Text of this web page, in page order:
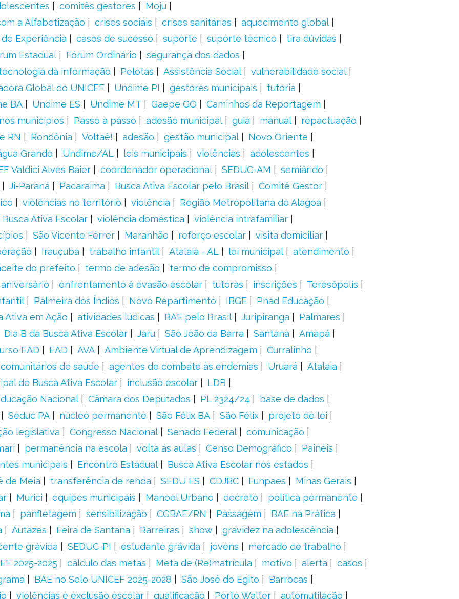
comitês gestores
Moju
a Alfabetização
crises sociais crises sanitárias
aquecimento global
Experiência
casos de sucesso suporte suporte tecnico
tira dúvidas
Estadual
Fórum Ordinário
segurança dos dados
da informação
Pelotas Assistência Social
vulnerabilidade social
Global do UNICEF
Undime PI gestores municipais
tutoria
BA
Undime ES Undime MT Gaepe GO
Caminhos da Reportagem
municípios
Passo a passo adesão municipal guia manual
repactuação
RN
Rondônia Voltaê! adesão gestão municipal
Novo Oriente
Grande
Undime/AL leis municipais violências
adolescentes
Valdici Alves Baier
coordenador operacional SEDUC-AM
semiárido
Ji-Paraná
Pacaraima Busca Ativa Escolar pelo Brasil
Comitê Gestor
violências no território violência
Região Metropolitana de Alagoa
Ativa Escolar
violência doméstica
violência intrafamiliar
São Vicente Férrer Maranhão reforço escolar
visita domiciliar
Irauçuba trabalho infantil Atalaia - AL lei municipal
atendimento
do prefeito
termo de adesão
termo de compromisso
aniversário
enfrentamento à evasão escolar tutoras inscrições
Teresópolis
Palmeira dos Índios Novo Repartimento IBGE
Pnad Educação
Ativa em Ação
atividades lúdicas BAE pelo Brasil Juripiranga
Palmares
Dia B da Busca Ativa Escolar
Jaru São João da Barra Santana
Amapá
EAD
EAD AVA Ambiente Virtual de Aprendizagem
Curralinho
de saúde
agentes de combate às endemias Uruará
Atalaia
de Busca Ativa Escolar
inclusão escolar
LDB
Nacional
Câmara dos Deputados PL 2324/24
base de dados
Seduc PA
núcleo permanente São Félix BA São Félix
projeto de lei
legislativa
Congresso Nacional Senado Federal
comunicação
permanência na escola volta ás aulas Censo Demográfico
Painéis
municipais
Encontro Estadual
Busca Ativa Escolar nos estados
de Meia
transferência de renda SEDU ES CDJBC Funpaes
Minas Gerais
Murici equipes municipais Manoel Urbano decreto
política permanente
panfletagem sensibilização CGBAE/RN Passagem
BAE na Prática
Autazes Feira de Santana Barreiras show
gravidez na adolescência
grávida
SEDUC-PI estudante grávida jovens
mercado de trabalho
2025-2025
cálculo das metas Meta de (Re)matrícula motivo alerta
casos
BAE no Selo UNICEF 2025-2028 São José do Egito
Barrocas
violências e exclusão escolar qualificação Porto Walter automutilação